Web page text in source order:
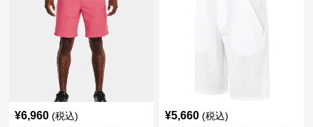
¥6,960 (税込) ¥5,660 (税込)